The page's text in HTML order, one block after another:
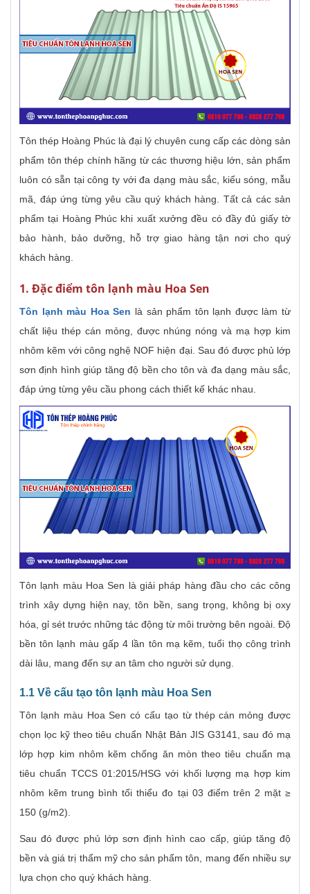
Tôn thép Hoàng Phúc là đại lý chuyên cung cấp các dòng sản
phẩm tôn thép chính hãng từ các thương hiệu lớn, sản phẩm
luôn có sẵn tại công ty với đa dạng màu sắc, kiểu sóng, mẫu
mã, đáp ứng từng yêu cầu quý khách hàng. Tất cả các sản
phẩm tại Hoàng Phúc khi xuất xưởng đều có đầy đủ giấy tờ
bảo hành, bảo dưỡng, hỗ trợ giao hàng tận nơi cho quý
khách hàng.
1. Đặc điểm tôn lạnh màu Hoa Sen
Tôn lạnh màu Hoa Sen là sản phẩm tôn lạnh được làm từ
chất liệu thép cán mỏng, được nhúng nóng và mạ hợp kim
nhôm kẽm với công nghệ NOF hiện đại. Sau đó được phủ lớp
sơn định hình giúp tăng độ bền cho tôn và đa dạng màu sắc,
đáp ứng từng yêu cầu phong cách thiết kế khác nhau.
Tôn lạnh màu Hoa Sen là giải pháp hàng đầu cho các công
trình xây dựng hiện nay, tôn bền, sang trọng, không bị oxy
hóa, gỉ sét trước những tác động từ môi trường bên ngoài. Độ
bền tôn lạnh màu gấp 4 lần tôn mạ kẽm, tuổi thọ công trình
dài lâu, mang đến sự an tâm cho người sử dụng.
1.1 Về cấu tạo tôn lạnh màu Hoa Sen
Tôn lạnh màu Hoa Sen có cấu tạo từ thép cán mỏng được
chọn lọc kỹ theo tiêu chuẩn Nhật Bản JIS G3141, sau đó mạ
lớp hợp kim nhôm kẽm chống ăn mòn theo tiêu chuẩn mạ
tiêu chuẩn TCCS 01:2015/HSG với khối lượng mạ hợp kim
nhôm kẽm trung bình tối thiểu đo tại 03 điểm trên 2 mặt ≥
150 (g/m2).
Sau đó được phủ lớp sơn định hình cao cấp, giúp tăng độ
bền và giá trị thẩm mỹ cho sản phẩm tôn, mang đến nhiều sự
lựa chọn cho quý khách hàng.